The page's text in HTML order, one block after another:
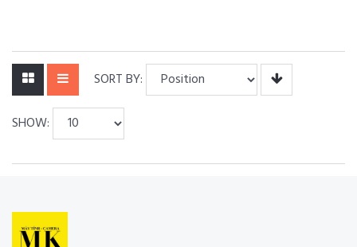
SORT BY:
SHOW: